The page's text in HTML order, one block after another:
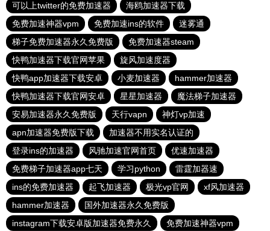
可以上twitter的免费加速器
海鸥加速器下载
免费加速神器vpm
免费加速ins的软件
迷雾通
梯子免费加速器永久免费版
免费加速器steam
快鸭加速器下载官网苹果
旋风加速度器
快鸭app加速器下载安卓
小麦加速器
hammer加速器
快鸭加速器下载官网安卓
星星加速器
魔法梯子加速器
安易加速器永久免费版
天行vapn
神灯vp加速
apn加速器免费版下载
加速器不用实名认证的
登录ins的加速器
风驰加速官网首页
优速加速器
免费梯子加速器app七天
学习python
雷霆加器速
ins的免费加速器
起飞加速器 极光vp官网
xf风加速器
hammer加速器
国外加速器永久免费版
instagram下载安卓版加速器免费永久
免费加速神器vpm